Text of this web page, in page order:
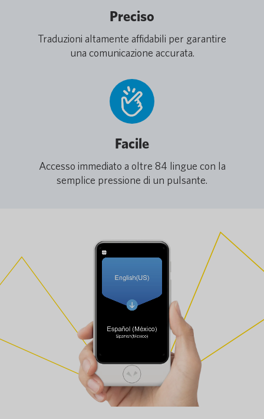
Preciso
Traduzioni altamente affidabili per garantire
una comunicazione accurata.
Facile
Accesso immediato a oltre 84 lingue con la
semplice pressione di un pulsante.